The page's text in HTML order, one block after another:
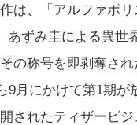
は、「アルファポ
あずみ圭による異
の称号を即剥奪さ
9月にかけて第1期
されたティザービ